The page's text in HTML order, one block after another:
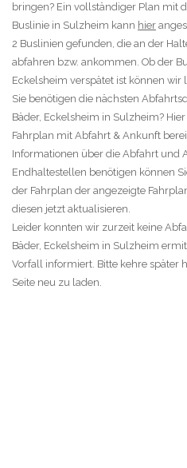
bringen? Ein vollständiger Plan mit
Buslinie in Sulzheim kann hier
2 Buslinien gefunden, die an der
abfahren bzw. ankommen. Ob der
Eckelsheim verspätet ist können wir
Sie benötigen die nächsten
Bäder, Eckelsheim in Sulzheim?
Fahrplan mit Abfahrt & Ankunft
Informationen über die Abfahrt und
Endhaltestellen benötigen können
der Fahrplan der angezeigte
diesen jetzt aktualisieren.
Leider konnten wir zurzeit keine
Bäder, Eckelsheim in Sulzheim
Vorfall informiert. Bitte kehre später
Seite neu zu laden.